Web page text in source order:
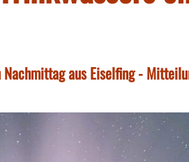
aus Eiselfing -